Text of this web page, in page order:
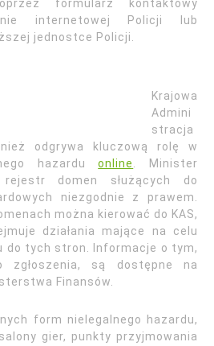
formularz kontaktowy
internetowej Policji lub
jednostce Policji.
Krajowa
Admini
stracja
odgrywa kluczową rolę w
hazarduonline
. Minister
rejestr domen służących do
niezgodnie z prawem.
można kierować do KAS,
działania mające na celu
do tych stron. Informacje o tym,
zgłoszenia, są dostępne na
Finansów.
form nielegalnego hazardu,
gier, punkty przyjmowania